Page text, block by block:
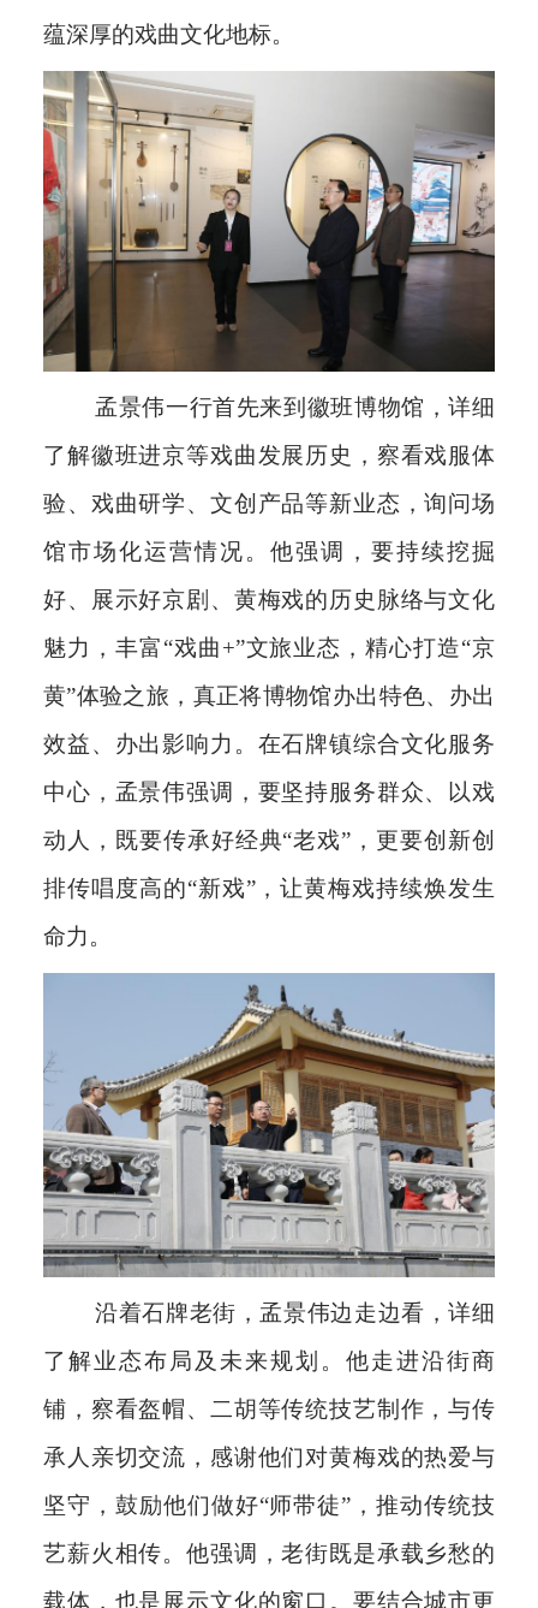
蕴深厚的戏曲文化地标。
孟景伟一行首先来到徽班博物馆，详细
了解徽班进京等戏曲发展历史，察看戏服体
验、戏曲研学、文创产品等新业态，询问场
馆市场化运营情况。他强调，要持续挖掘
好、展示好京剧、黄梅戏的历史脉络与文化
魅力，丰富“戏曲+”文旅业态，精心打造“京
黄”体验之旅，真正将博物馆办出特色、办出
效益、办出影响力。在石牌镇综合文化服务
中心，孟景伟强调，要坚持服务群众、以戏
动人，既要传承好经典“老戏”，更要创新创
排传唱度高的“新戏”，让黄梅戏持续焕发生
命力。
沿着石牌老街，孟景伟边走边看，详细
了解业态布局及未来规划。他走进沿街商
铺，察看盔帽、二胡等传统技艺制作，与传
承人亲切交流，感谢他们对黄梅戏的热爱与
坚守，鼓励他们做好“师带徒”，推动传统技
艺薪火相传。他强调，老街既是承载乡愁的
载体，也是展示文化的窗口。要结合城市更